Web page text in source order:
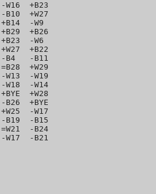
+B23
+W27
-W9
+B26
-W6
+B22
B4   -B11
+W29
-W19
-W14
+W28
+BYE
-W17
-B15
-B24